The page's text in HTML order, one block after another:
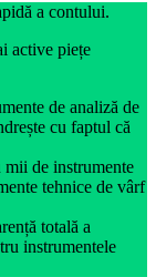
a contului.
active piețe
de analiză de
cu faptul că
mii de instrumente
tehnice de vârf
totală a
instrumentele